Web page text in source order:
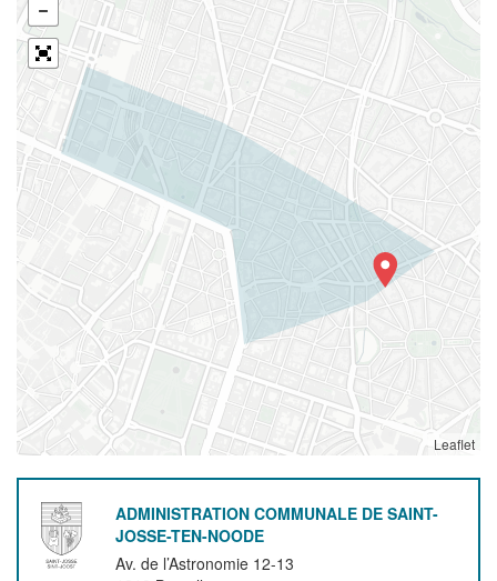
Leaflet
ADMINISTRATION COMMUNALE DE SAINT-
JOSSE-TEN-NOODE
Av. de l’Astronomie 12-13